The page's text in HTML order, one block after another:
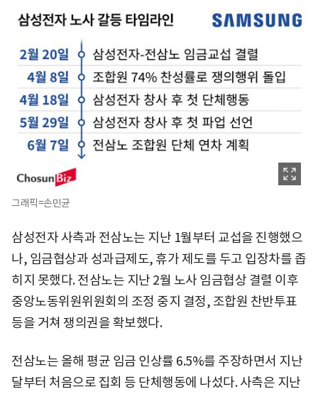
그래픽=손민균
삼성전자 사측과 전삼노는 지난 1월부터 교섭을 진행했으
나, 임금협상과 성과급제도, 휴가 제도를 두고 입장차를 좁
히지 못했다. 전삼노는 지난 2월 노사 임금협상 결렬 이후
중앙노동위원위원회의 조정 중지 결정, 조합원 찬반투표
등을 거쳐 쟁의권을 확보했다.
전삼노는 올해 평균 임금 인상률 6.5%를 주장하면서 지난
달부터 처음으로 집회 등 단체행동에 나섰다. 사측은 지난